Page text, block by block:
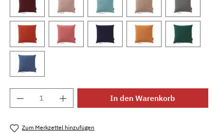
Produkt Anzahl: Gib den gewünschten
In den Warenkorb
Zum Merkzettel hinzufügen